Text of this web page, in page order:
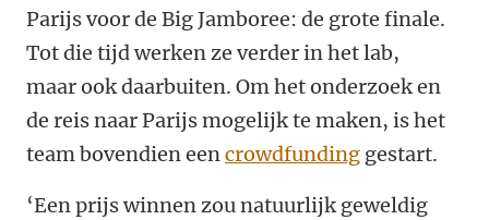
Parijs voor de Big Jamboree: de grote finale.
Tot die tijd werken ze verder in het lab,
maar ook daarbuiten. Om het onderzoek en
de reis naar Parijs mogelijk te maken, is het
team bovendien eencrowdfunding gestart.
‘Een prijs winnen zou natuurlijk geweldig